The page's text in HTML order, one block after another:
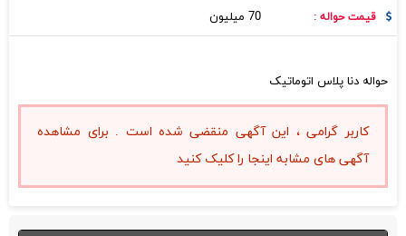
قیمت حواله : 70 میلیون
حواله دنا پلاس اتوماتیک
کاربر گرامی ، این آگهی منقضی شده است . برای مشاهده
آگهی های مشابه اینجا را کلیک کنید